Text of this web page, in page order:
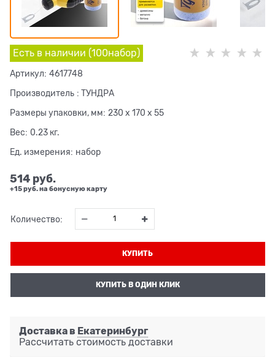
Есть в наличии (100набор)
Артикул: 4617748
Производитель : ТУНДРА
Размеры упаковки, мм: 230 x 170 x 55
Вес: 0.23 кг.
Ед. измерения: набор
514 руб.
+15 руб. на бонусную карту
Количество:
КУПИТЬ
КУПИТЬ В ОДИН КЛИК
Доставка в Екатеринбург
Рассчитать стоимость доставки